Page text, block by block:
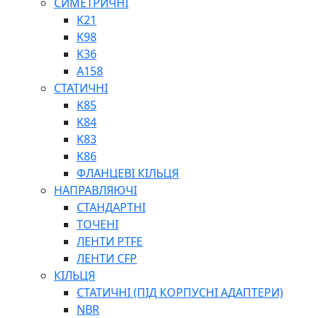
ШАРНІРНІ ПІДШИПНИКИ
ВУХА ГІДРОЦИЛІНДРА
ТРУБИ ХОНІНГОВАНІ
ШТОКИ ХРОМОВАНІ
МАСТИЛЬНЕ ОБЛАДНАННЯ
ПІСТОЛЕТИ
НАСОСИ ТА ПОМПИ
НАГНІТАЧІ
МУФТИ (НАСАДКИ) ДЛЯ ШПРИЦІВ
МАСЛЯНКИ, ЛІЙКИ
ПРЕС-МАСЛЯНКИ
K21
K98
K36
A158
СТАТИЧНІ
K85
K84
K83
K86
ФЛАНЦЕВІ КІЛЬЦЯ
НАПРАВЛЯЮЧІ
СТАНДАРТНІ
ТОЧЕНІ
ЛЕНТИ PTFE
ЛЕНТИ CFP
КІЛЬЦЯ
СТАТИЧНІ (ПІД КОРПУСНІ АДАПТЕРИ)
NBR